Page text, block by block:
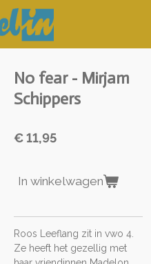
No fear - Mirjam
Schippers
€ 11,95
In winkelwagen
Roos Leeflang zit in vwo 4.
Ze heeft het gezellig met